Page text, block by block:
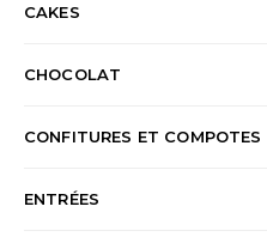
CAKES
CHOCOLAT
CONFITURES ET COMPOTES
ENTRÉES